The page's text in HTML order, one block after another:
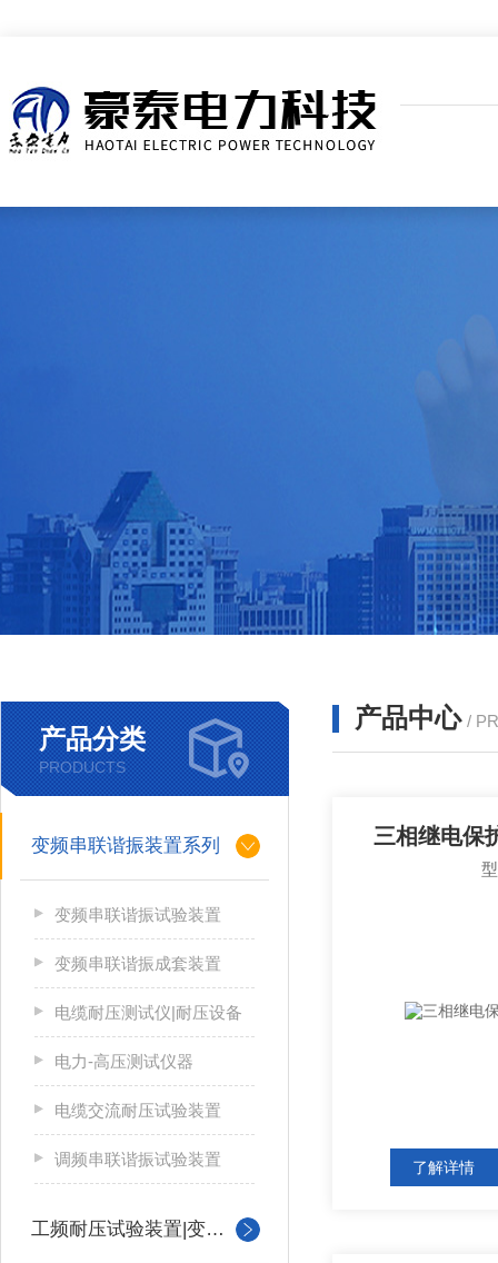
产品分类
PRODUCTS
变频串联谐振装置系列
变频串联谐振试验装置
变频串联谐振成套装置
电缆耐压测试仪|耐压设备
电力-高压测试仪器
电缆交流耐压试验装置
调频串联谐振试验装置
工频耐压试验装置|变压器
产品中心 /
三相继电保
了解详情